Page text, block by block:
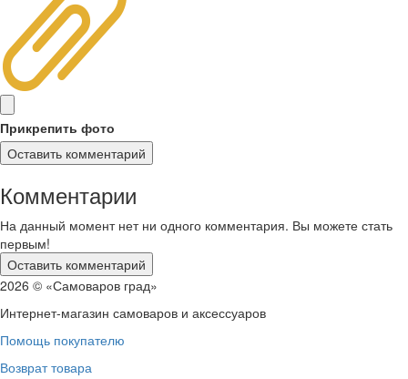
Прикрепить фото
Комментарии
На данный момент нет ни одного комментария. Вы можете стать
первым!
2026 © «Самоваров град»
Интернет-магазин самоваров и аксессуаров
Помощь покупателю
Возврат товара